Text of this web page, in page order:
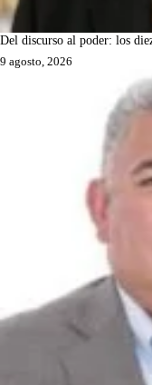
Del discurso al poder: los
9 agosto, 2026